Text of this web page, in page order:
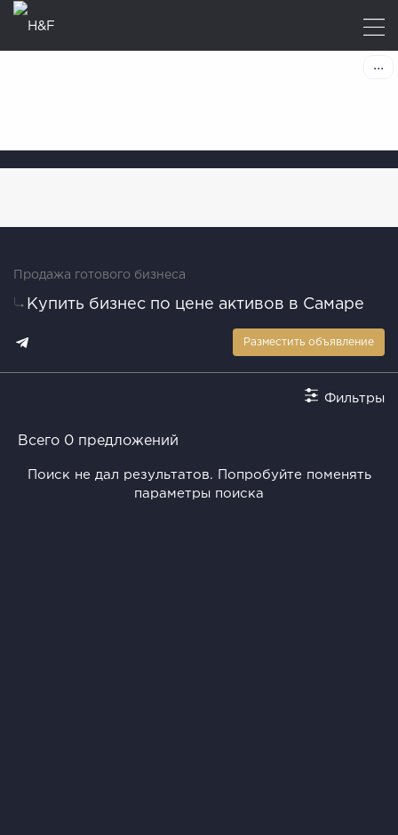
Продажа готового бизнеса
Купить бизнес по цене активов в Самаре
Разместить объявление
Фильтры
Всего 0 предложений
Поиск не дал результатов. Попробуйте поменять
параметры поиска